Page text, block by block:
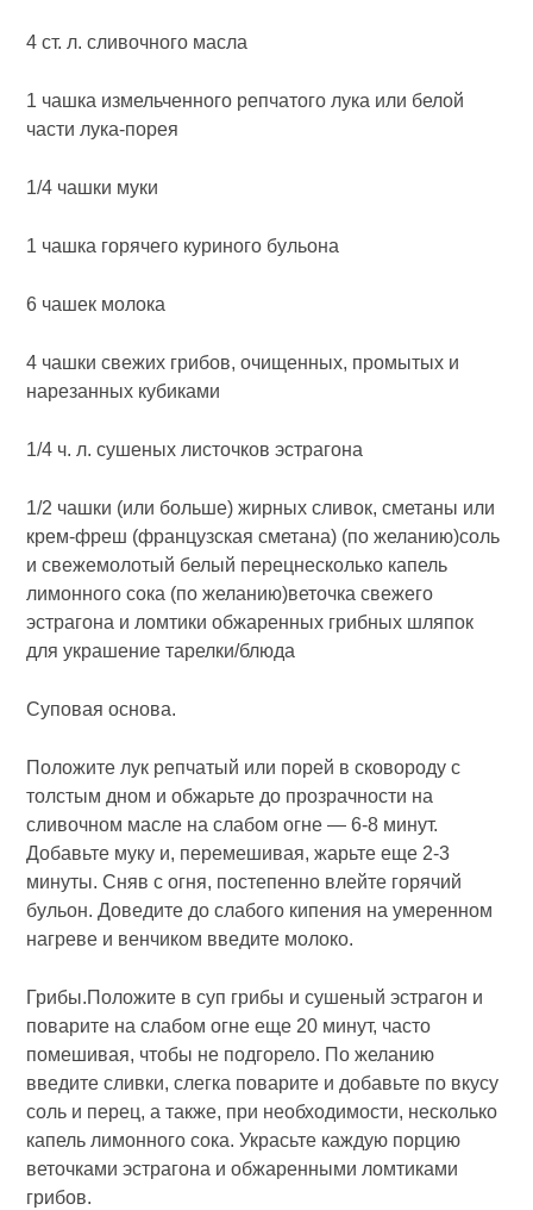
4 ст. л. сливочного масла
1 чашка измельченного репчатого лука или белой
части лука-порея
1/4 чашки муки
1 чашка горячего куриного бульона
6 чашек молока
4 чашки свежих грибов, очищенных, промытых и
нарезанных кубиками
1/4 ч. л. сушеных листочков эстрагона
1/2 чашки (или больше) жирных сливок, сметаны или
крем-фреш (французская сметана) (по желанию)соль
и свежемолотый белый перецнесколько капель
лимонного сока (по желанию)веточка свежего
эстрагона и ломтики обжаренных грибных шляпок
для украшение тарелки/блюда
Суповая основа.
Положите лук репчатый или порей в сковороду с
толстым дном и обжарьте до прозрачности на
сливочном масле на слабом огне — 6-8 минут.
Добавьте муку и, перемешивая, жарьте еще 2-3
минуты. Сняв с огня, постепенно влейте горячий
бульон. Доведите до слабого кипения на умеренном
нагреве и венчиком введите молоко.
Грибы.Положите в суп грибы и сушеный эстрагон и
поварите на слабом огне еще 20 минут, часто
помешивая, чтобы не подгорело. По желанию
введите сливки, слегка поварите и добавьте по вкусу
соль и перец, а также, при необходимости, несколько
капель лимонного сока. Украсьте каждую порцию
веточками эстрагона и обжаренными ломтиками
грибов.